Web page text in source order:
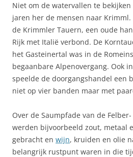
Niet om de watervallen te
jaren her de mensen naar
de Krimmler Tauern, een oude
Rijk met Italië verbond. De
het Gasteinertal was in de
begaanbare Alpenovergang. Ook
speelde de doorgangshandel een
niet op vier banden maar met
Over de Saumpfade van de
werden bijvoorbeeld zout, metaal
gebracht en wijn, kruiden en olie
belangrijk rustpunt waren in die